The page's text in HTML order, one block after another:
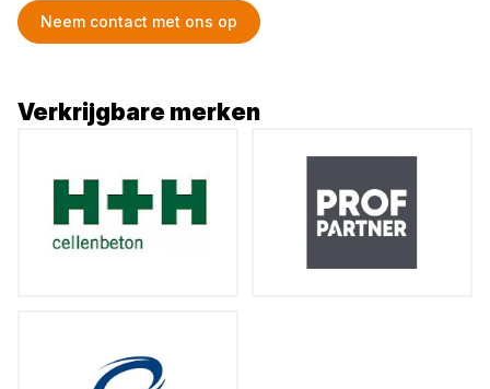
Neem contact met ons op
Verkrijgbare merken